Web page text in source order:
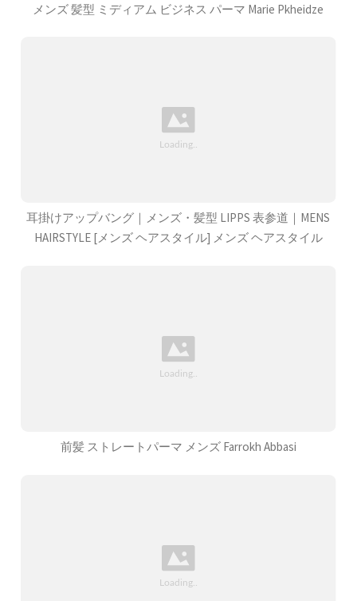
メンズ 髪型 ミディアム ビジネス パーマ Marie Pkheidze
耳掛けアップバング｜メンズ・髪型 LIPPS 表参道｜MENS
HAIRSTYLE [メンズ ヘアスタイル] メンズ ヘアスタイル
前髪 ストレートパーマ メンズ Farrokh Abbasi